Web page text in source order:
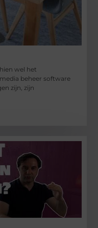
wel het
beheer software
zijn, zijn